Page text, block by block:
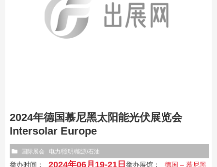
2024年德国慕尼黑太阳能光伏展览会
Intersolar Europe
国际展会 电力/照明/能源/石油
举办时间： 2024年06月19-21日 举办展馆：
德国 – 慕尼黑